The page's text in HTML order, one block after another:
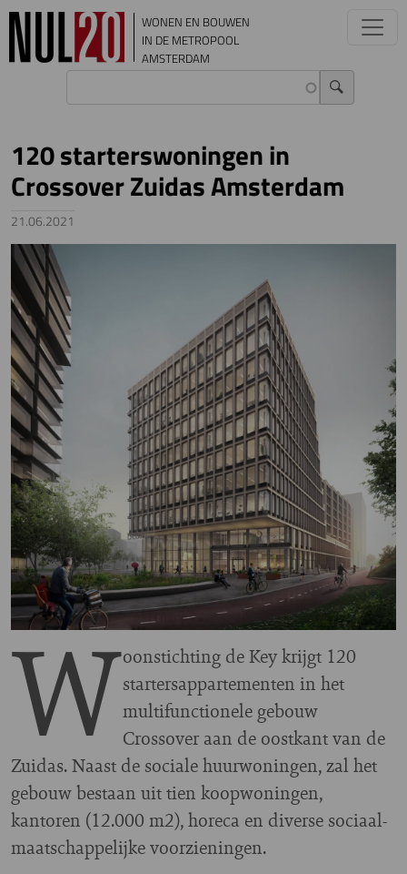
Overslaan en naar de inhoud gaan
WONEN EN BOUWEN
IN DE METROPOOL
AMSTERDAM
120 starterswoningen in
Crossover Zuidas Amsterdam
21.06.2021
Image
Woonstichting de Key krijgt 120
startersappartementen in het
multifunctionele gebouw
Crossover aan de oostkant van de
Zuidas. Naast de sociale huurwoningen, zal het
gebouw bestaan uit tien koopwoningen,
kantoren (12.000 m2), horeca en diverse sociaal-
maatschappelijke voorzieningen.